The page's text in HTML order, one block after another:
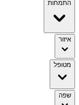
התמחות
איזור
מטופל
שפה